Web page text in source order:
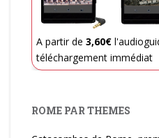
A partir de 3,60€
téléchargement immédiat
ROME PAR THEMES